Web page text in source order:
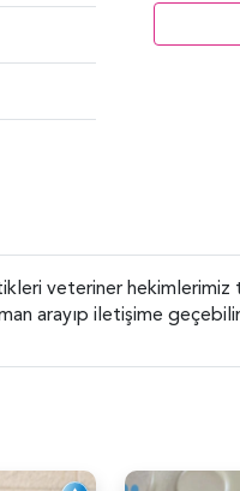
veteriner hekimlerimiz
arayıp iletişime